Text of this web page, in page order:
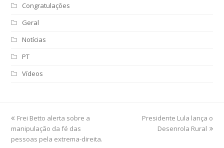
Congratulações
Geral
Notícias
PT
Vídeos
previous
post:
Frei Betto alerta sobre a
manipulação da fé das
pessoas pela extrema-direita.
next
post:
Presidente Lula lança o
Desenrola Rural